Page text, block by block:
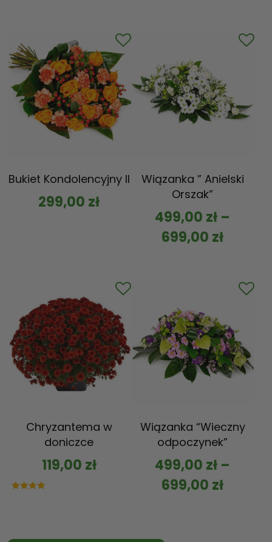
Bukiet Kondolencyjny II
299,00 zł
Wiązanka ” Anielski
Orszak”
499,00 zł –
699,00 zł
Chryzantema w
doniczce
119,00 zł
Wiązanka “Wieczny
odpoczynek”
499,00 zł –
699,00 zł